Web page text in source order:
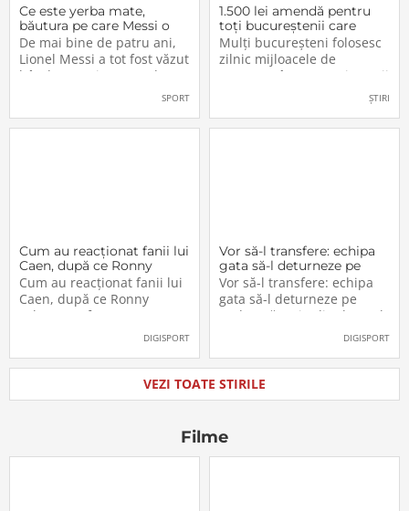
Ce este yerba mate,
băutura pe care Messi o
bea înainte de meciurile
din Campionatul Mondial
2026
De mai bine de patru ani,
Lionel Messi a tot fost văzut
bând un ceai extrem de
popular în Argentina. Este
plantă tradițională sud-
SPORT
1.500 lei amendă pentru
toți bucureștenii care
refuză să facă acest lucru
acum, în 2026.
Mulți bucureșteni folosesc
zilnic mijloacele de
transport în comun, iar unii
dintre ei călătoresc adesea
cu autobuzul sau tramvaiul
fără a plăti un bilet. Iar în
ȘTIRI
Cum au reacționat fanii lui
Caen, după ce Ronny
Labonne a fost prezentat
oficial la FCSB
Cum au reacționat fanii lui
Caen, după ce Ronny
Labonne a fost prezentat
DIGISPORT
Vor să-l transfere: echipa
gata să-l deturneze pe
Radu Drăgușin din drumul
către Juventus!
Vor să-l transfere: echipa
gata să-l deturneze pe
Radu Drăgușin din drumul
DIGISPORT
VEZI TOATE STIRILE
Filme